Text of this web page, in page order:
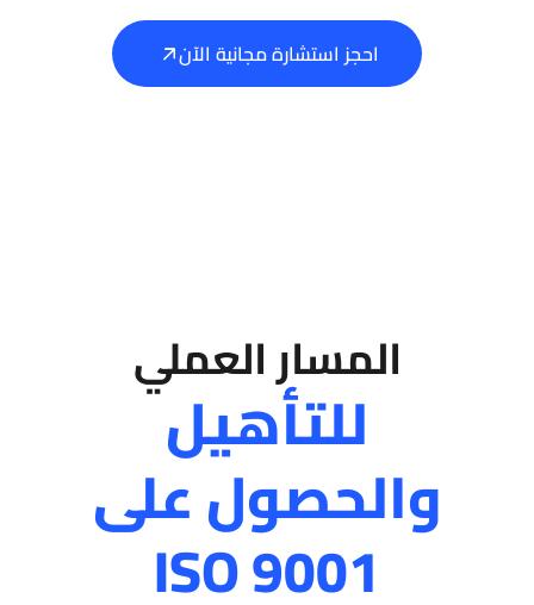
احجز استشارة مجانية الآن
المسار العملي
للتأهيل
والحصول على
ISO 9001